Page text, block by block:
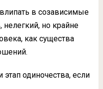
в созависимые
нелегкий, но крайне
как существа
одиночества, если